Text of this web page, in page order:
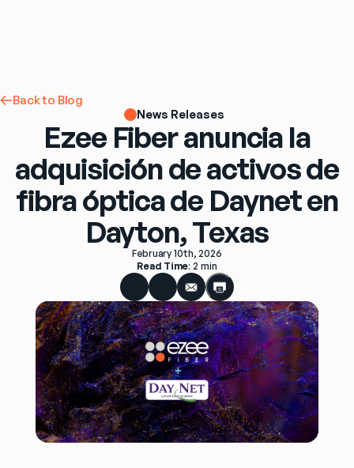
Back to Blog
News Releases
Ezee Fiber anuncia la
adquisición de activos de
fibra óptica de Daynet en
Dayton, Texas
February 10th, 2026
Read Time: 2 min